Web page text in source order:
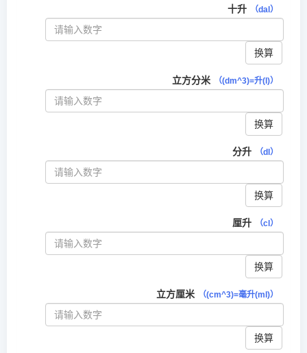
十升 （dal）
换算
立方分米 （(dm^3)=升(l)）
换算
分升 （dl）
换算
厘升 （cl）
换算
立方厘米 （(cm^3)=毫升(ml)）
换算